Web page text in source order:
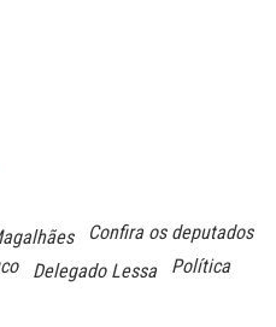
Confira os deputados
Delegado Lessa
Política